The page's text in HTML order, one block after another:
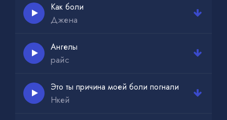
Как боли
Джена
Ангелы
райс
Это ты причина моей боли погнали
Нкей